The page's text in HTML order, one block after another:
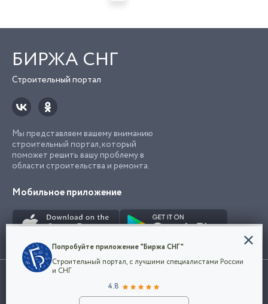
БИРЖА СНГ
Строительный портал
Мы представляем вашему вниманию
строительный портал, который
поможет решить вашу проблему в
области строительства и ремонта.
Мобильное приложение
Использование сайта, в том числе подача объявлений, означает
марки представленные на сайте являются собственностью их
Конфиденциальность
Мы используем файлы cookie, чтобы сделать
наш сайт удобным для каждого
Политикой конфиденциальности компании
Попробуйте приложение "Биржа СНГ"
Строительный портал, с лучшими специалистами России
и СНГ
4.8